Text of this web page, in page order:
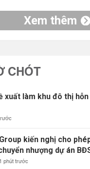
Xem thêm
CHÓT
xuất làm khu đô thị
kiến nghị cho
nhượng dự án
phút trước